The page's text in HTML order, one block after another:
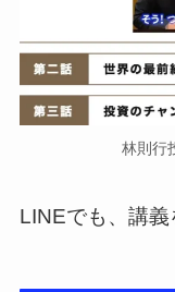
林則行
LINEでも、講義